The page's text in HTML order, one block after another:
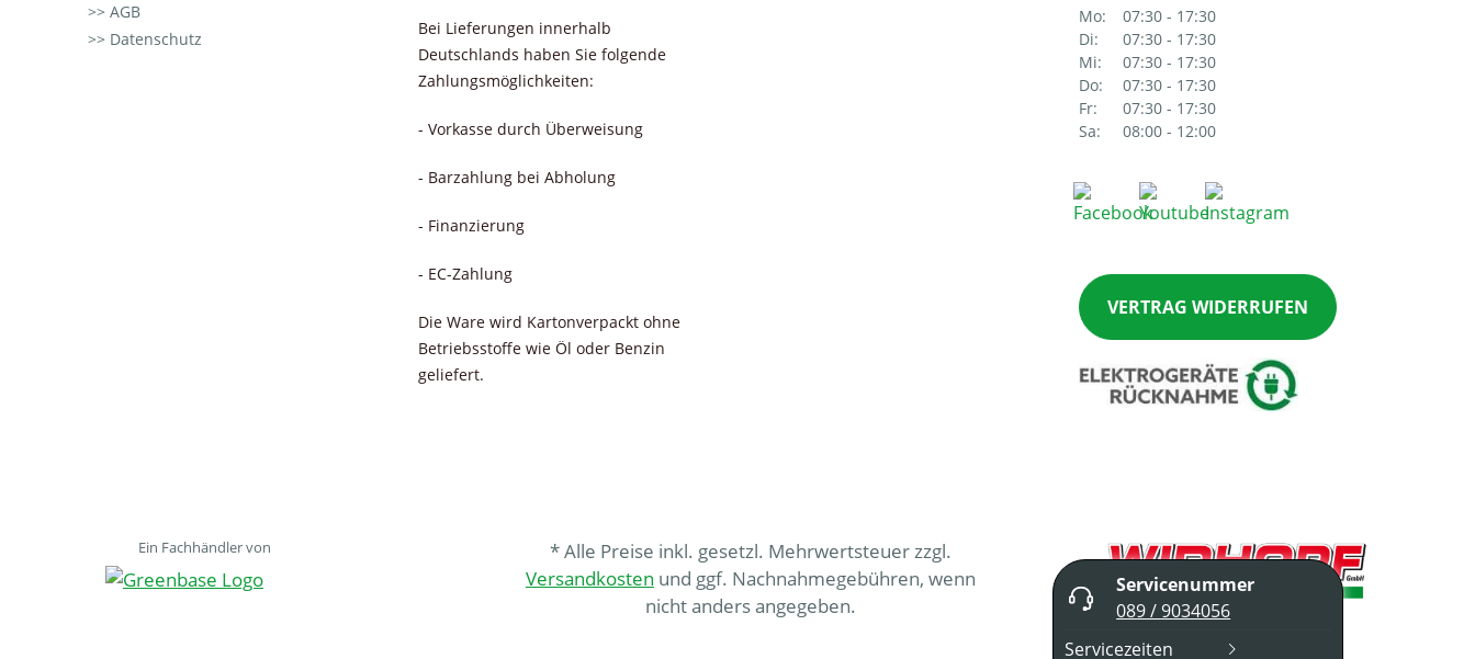
AGB
Datenschutz
Bei Lieferungen innerhalb
Deutschlands haben Sie folgende
Zahlungsmöglichkeiten:
- Vorkasse durch Überweisung
- Barzahlung bei Abholung
- Finanzierung
- EC-Zahlung
Die Ware wird Kartonverpackt ohne
Betriebsstoffe wie Öl oder Benzin
geliefert.
Mo:
07:30 - 17:30
Di:
07:30 - 17:30
Mi:
07:30 - 17:30
Do:
07:30 - 17:30
Fr:
07:30 - 17:30
Sa:
08:00 - 12:00
VERTRAG WIDERRUFEN
Ein Fachhändler von
* Alle Preise inkl. gesetzl. Mehrwertsteuer zzgl.
Versandkosten und ggf. Nachnahmegebühren, wenn
nicht anders angegeben.
Servicenummer
089 / 9034056
Servicezeiten